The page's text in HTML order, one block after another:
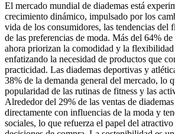
El mercado mundial de diademas está
crecimiento dinámico, impulsado por los
vida de los consumidores, las tendencias del
de las preferencias de moda. Más del 64%
ahora priorizan la comodidad y la flexibilidad
enfatizando la necesidad de productos que
practicidad. Las diademas deportivas y
38% de la demanda general del mercado, lo
popularidad de las rutinas de fitness y las
Alrededor del 29% de las ventas de
directamente con influencias de la moda y
sociales, lo que refuerza el papel del